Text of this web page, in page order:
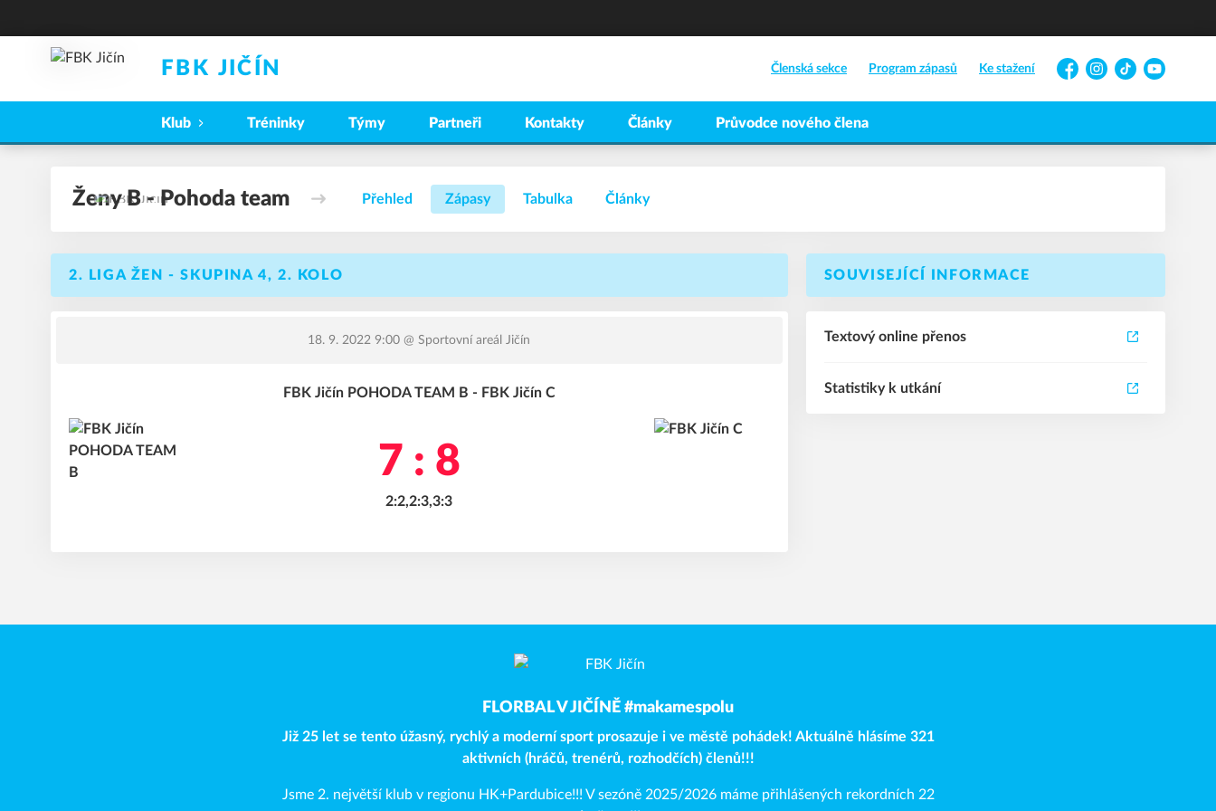
FBK JIČÍN Členská sekce Program zápasů Ke stažení
FacebookInstagram
TikTokYouTube
Klub Tréninky Týmy Partneři Kontakty Články Průvodce nového člena
Ženy B - Pohoda team Přehled Zápasy Tabulka Články
2. LIGA ŽEN - SKUPINA 4, 2. KOLO
18. 9. 2022 9:00 @ Sportovní areál Jičín
FBK Jičín POHODA TEAM B - FBK Jičín C
7 : 8
2:2,2:3,3:3
SOUVISEJÍCÍ INFORMACE
Textový online přenos
Statistiky k utkání
FLORBAL V JIČÍNĚ #makamespolu
Již 25 let se tento úžasný, rychlý a moderní sport prosazuje i ve městě pohádek! Aktuálně hlásíme 321
aktivních (hráčů, trenérů, rozhodčích) členů!!!
Jsme 2. největší klub v regionu HK+Pardubice!!! V sezóně 2025/2026 máme přihlášených rekordních 22